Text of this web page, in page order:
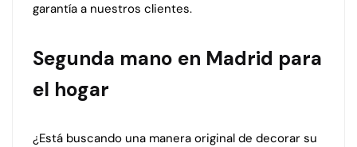
garantía a nuestros clientes.
Segunda mano en Madrid para
el hogar
¿Está buscando una manera original de decorar su